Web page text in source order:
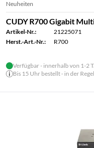
Neuheiten
CUDY R700 Gigabit
Artikel-Nr.:
21225071
Herst.-Art.-Nr.:
R700
Verfügbar - innerhalb von 1-2
Bis 15 Uhr bestellt - in der